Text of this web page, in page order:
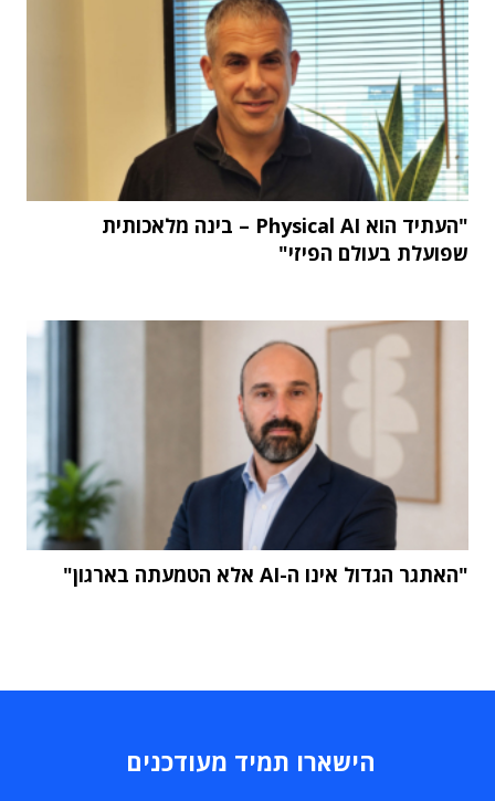
"העתיד הוא Physical AI – בינה מלאכותית
שפועלת בעולם הפיזי"
"האתגר הגדול אינו ה-AI אלא הטמעתה בארגון"
הישארו תמיד מעודכנים